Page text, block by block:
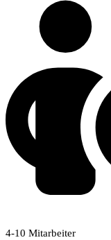
4-10 Mitarbeiter